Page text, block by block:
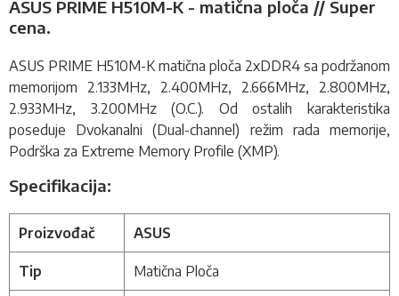
ASUS PRIME H510M-K - matična ploča // Super
cena.
ASUS PRIME H510M-K matična ploča 2xDDR4 sa podržanom
memorijom 2.133MHz, 2.400MHz, 2.666MHz, 2.800MHz,
2.933MHz, 3.200MHz (O.C.). Od ostalih karakteristika
poseduje Dvokanalni (Dual-channel) režim rada memorije,
Podrška za Extreme Memory Profile (XMP).
Specifikacija:
Proizvođač ASUS
Tip Matična Ploča